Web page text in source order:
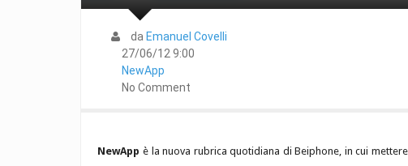
da Emanuel Covelli
27/06/12 9:00
NewApp
No Comment
NewApp è la nuova rubrica quotidiana di Beiphone, in cui